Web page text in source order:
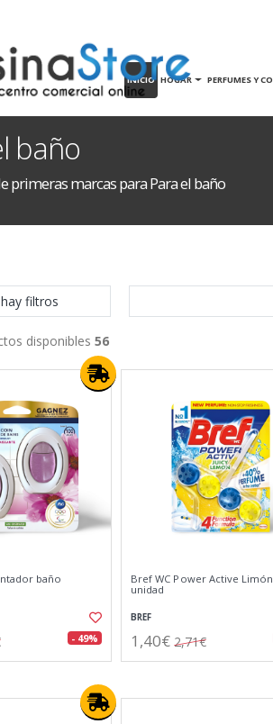
INICIO HOGAR PERFUMES Y
baño
primeras marcas para Para el baño
filtros
disponibles 56
baño
- 49%
Bref WC Power Active
unidad
BREF
1,40€ 2,71€